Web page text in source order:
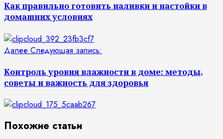
Как правильно готовить наливки и настойки в
домашних условиях
Далее Следующая запись:
Контроль уровня влажности в доме: методы,
советы и важность для здоровья
Похожие статьи